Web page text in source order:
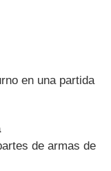
en una partida
de armas de